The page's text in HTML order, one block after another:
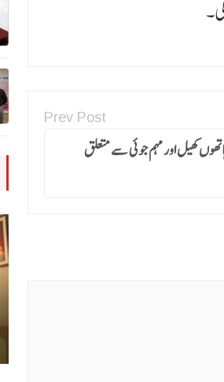
Prev Post
کھیل اور مہم جوئی سے متعلق